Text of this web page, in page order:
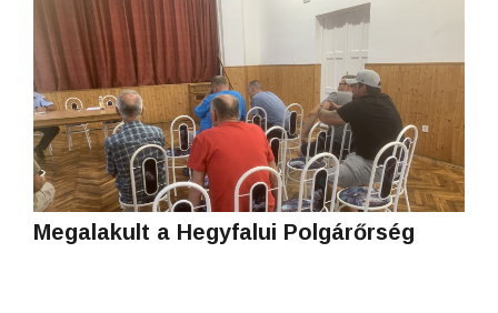
Megalakult a Hegyfalui Polgárőrség